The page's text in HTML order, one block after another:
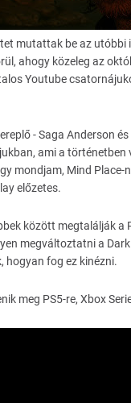
mutattak be az
ahogy közeleg az
Youtube
- Saga Anderson
ami a
mondjam, Mind Place-
előzetes.
között megtalálják
megváltoztatni a
hogyan fog ez kinézni.
meg PS5-re, Xbox